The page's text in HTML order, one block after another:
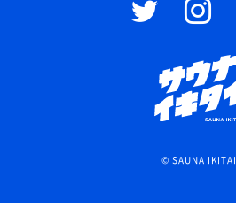
© SAUNA IKITAI